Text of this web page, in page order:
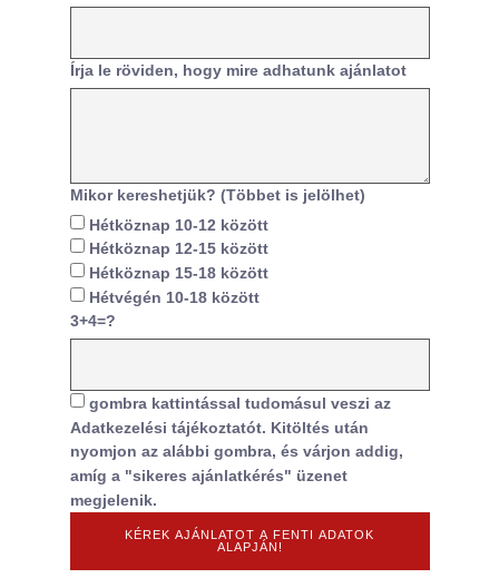
Írja le röviden, hogy mire adhatunk ajánlatot
Mikor kereshetjük? (Többet is jelölhet)
Hétköznap 10-12 között
Hétköznap 12-15 között
Hétköznap 15-18 között
Hétvégén 10-18 között
3+4=?
gombra kattintással tudomásul veszi az
Adatkezelési tájékoztatót. Kitöltés után
nyomjon az alábbi gombra, és várjon addig,
amíg a "sikeres ajánlatkérés" üzenet
megjelenik.
KÉREK AJÁNLATOT A FENTI ADATOK
ALAPJÁN!